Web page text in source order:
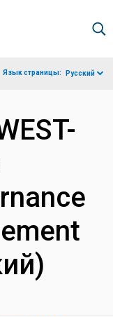
Язык страницы: Русский